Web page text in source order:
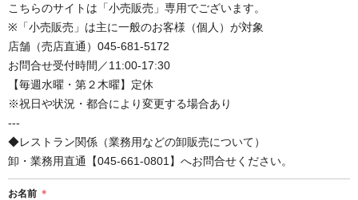
こちらのサイトは「小売販売」専用でございます。
※「小売販売」は主に一般のお客様（個人）が対象
店舗（売店直通）045-681-5172
お問合せ受付時間／11:00-17:30
【毎週水曜・第２木曜】定休
※祝日や状況・都合により変更する場合あり
---
◆レストラン関係（業務用などの卸販売について）
卸・業務用直通【045-661-0801】へお問合せください。
お名前 ＊